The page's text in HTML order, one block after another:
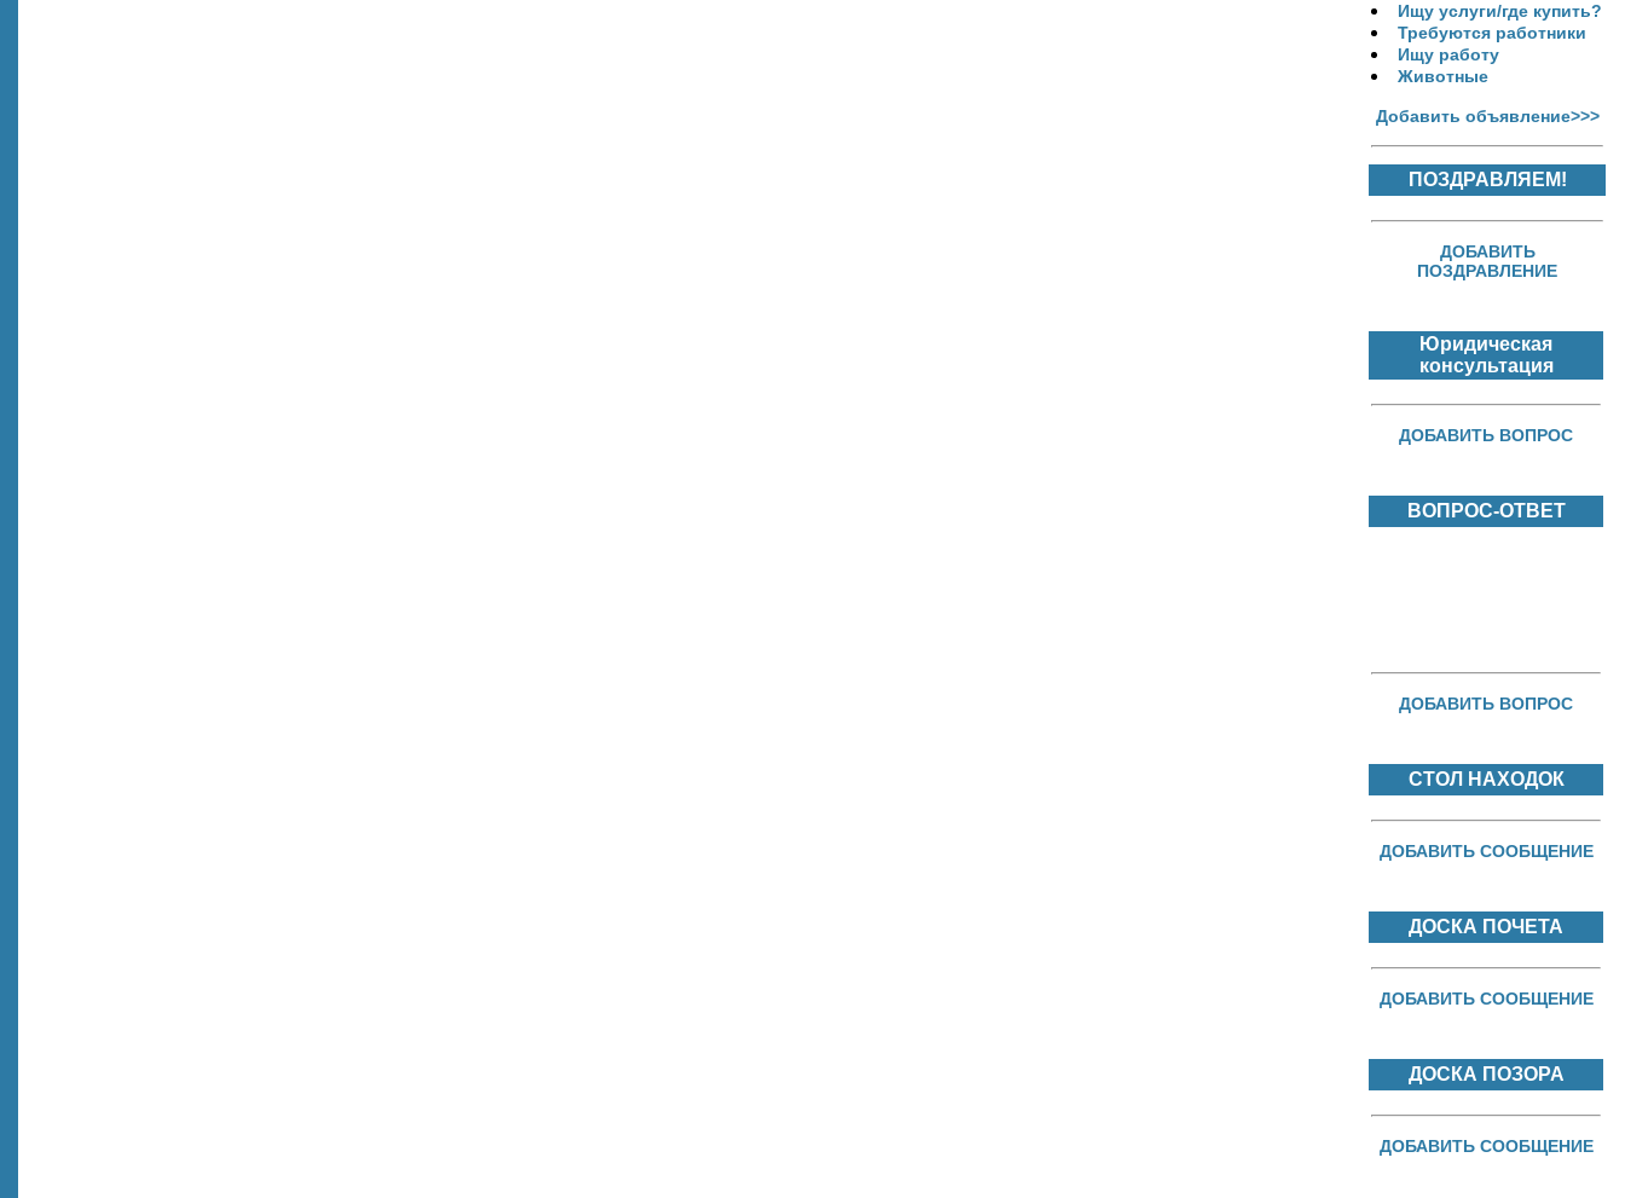
Ищу услуги/где купить?
Требуются работники
Ищу работу
Животные
Добавить объявление>>>
ПОЗДРАВЛЯЕМ!
ДОБАВИТЬ
ПОЗДРАВЛЕНИЕ
Юридическая
консультация
ДОБАВИТЬ ВОПРОС
ВОПРОС-ОТВЕТ
ДОБАВИТЬ ВОПРОС
СТОЛ НАХОДОК
ДОБАВИТЬ СООБЩЕНИЕ
ДОСКА ПОЧЕТА
ДОБАВИТЬ СООБЩЕНИЕ
ДОСКА ПОЗОРА
ДОБАВИТЬ СООБЩЕНИЕ